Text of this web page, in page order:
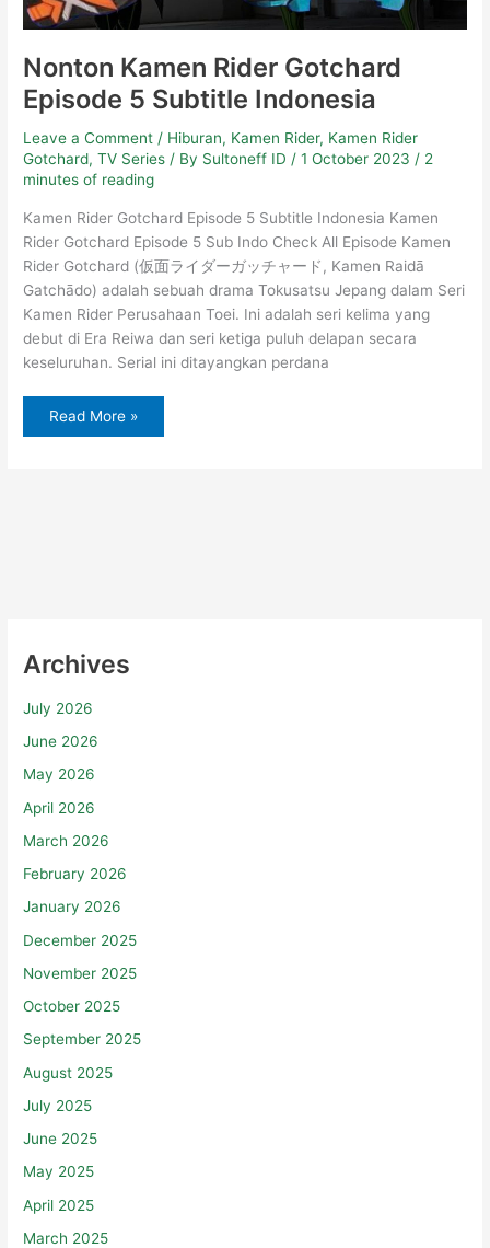
Archives
July 2026
June 2026
May 2026
April 2026
March 2026
February 2026
January 2026
December 2025
November 2025
October 2025
September 2025
August 2025
July 2025
June 2025
May 2025
April 2025
March 2025
Nonton Kamen Rider Gotchard
Episode 5 Subtitle Indonesia
Leave a Comment / Hiburan, Kamen Rider, Kamen Rider
Gotchard,TV Series / By Sultoneff ID /1 October 2023 / 2
minutes of reading
Kamen Rider Gotchard Episode 5 Subtitle Indonesia Kamen
Rider Gotchard Episode 5 Sub Indo Check All Episode Kamen
Rider Gotchard (仮面ライダーガッチャード, Kamen Raidā
Gatchādo) adalah sebuah drama Tokusatsu Jepang dalam Seri
Kamen Rider Perusahaan Toei. Ini adalah seri kelima yang
debut di Era Reiwa dan seri ketiga puluh delapan secara
keseluruhan. Serial ini ditayangkan perdana
Read More »